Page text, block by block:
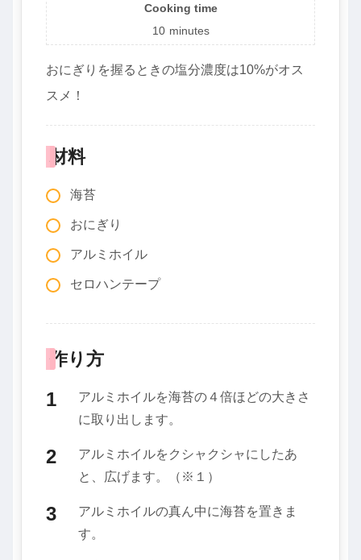
Cooking time
10 minutes
おにぎりを握るときの塩分濃度は10%がオス
スメ！
材料
海苔
おにぎり
アルミホイル
セロハンテープ
作り方
アルミホイルを海苔の４倍ほどの大きさ
に取り出します。
アルミホイルをクシャクシャにしたあ
と、広げます。（※１）
アルミホイルの真ん中に海苔を置きま
す。